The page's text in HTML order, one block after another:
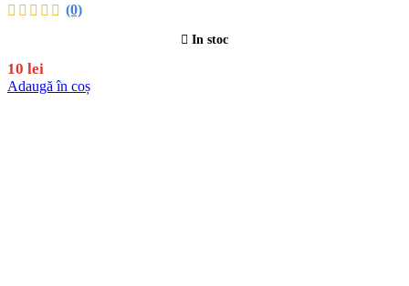
(0)
In stoc
10 lei
Adaugă în coș